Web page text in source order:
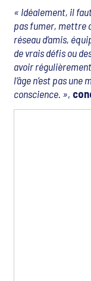
« Idéalement, il
pas fumer, mettre
réseau d’amis,
de vrais défis ou
avoir
l’âge n’est pas
conscience. »,